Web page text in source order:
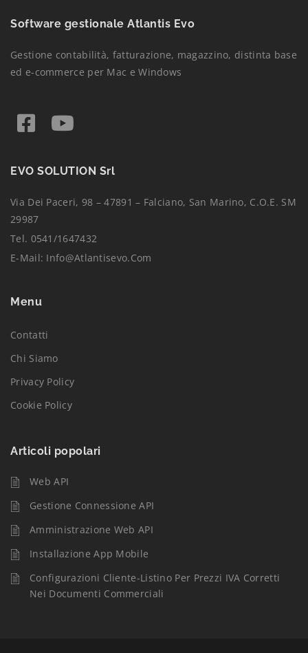
Software gestionale Atlantis Evo
Gestione contabilità, fatturazione, magazzino, distinta base
ed e-commerce per Mac e Windows
EVO SOLUTION Srl
Via Dei Paceri, 98 – 47891 – Falciano, San Marino, C.O.E. SM
29987
Tel. 0541/1647432
E-Mail: Info@atlantisevo.com
Menu
Contatti
Chi Siamo
Privacy Policy
Cookie Policy
Articoli popolari
Web API
Gestione Connessione API
Amministrazione Web API
Installazione App Mobile
Configurazioni Cliente-Listino Per Prezzi IVA Corretti
Nei Documenti Commerciali